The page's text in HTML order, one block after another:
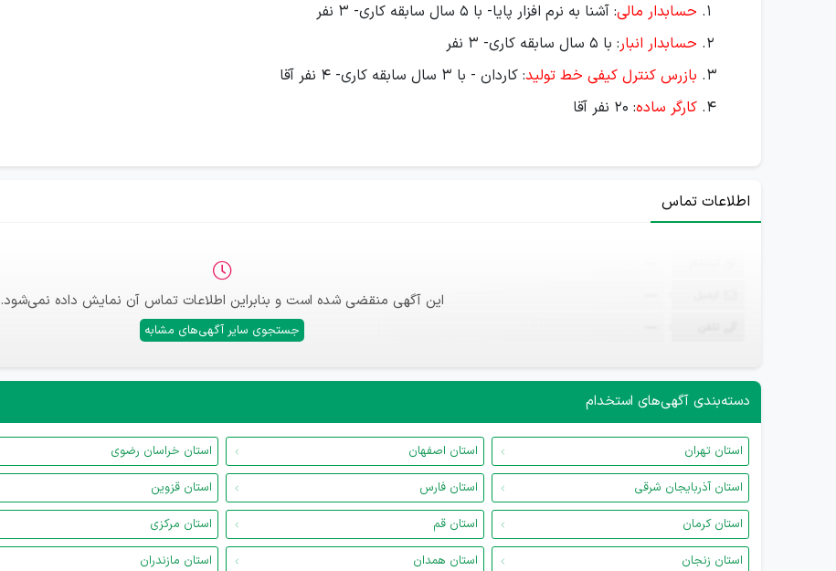
حسابدار مالی: آشنا به نرم افزار پایا- با 5 سال سابقه کاری- 3 نفر
حسابدار انبار: با 5 سال سابقه کاری- 3 نفر
بازرس کنترل کیفی خط تولید: کاردان - با 3 سال سابقه کاری- 4 نفر آقا
کارگر ساده: 20 نفر آقا
اطلاعات تماس
این آگهی منقضی شده است و بنابراین اطلاعات تماس آن نمایش داده نمی‌شود.
جستجوی سایر آگهی‌های مشابه
دسته‌بندی آگهی‌های استخدام
استان تهران استان اصفهان استان خراسان رضوی
استان آذربایجان شرقی
استان فارس استان قزوین
استان کرمان
استان قم استان مرکزی
استان زنجان
استان همدان استان مازندران